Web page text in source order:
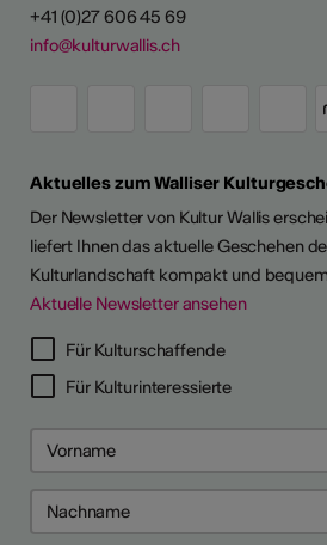
+41 (0)27 606 45 69
info@kulturwallis.ch
Aktuelles zum Walliser
Der Newsletter von Kultur Wallis
liefert Ihnen das aktuelle Geschehen
Kulturlandschaft kompakt und
Aktuelle Newsletter ansehen
Für Kulturschaffende
Für Kulturinteressierte